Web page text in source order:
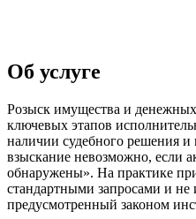
Об услуге
Розыск имущества и
ключевых этапов
наличии судебного решения и
взыскание невозможно, если
обнаружены». На практике
стандартными запросами и не
предусмотренный законом